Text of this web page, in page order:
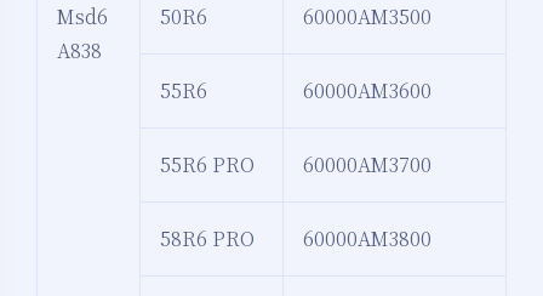
Msd6
A838
50R6 60000AM3500
55R6 60000AM3600
55R6 PRO 60000AM3700
58R6 PRO 60000AM3800